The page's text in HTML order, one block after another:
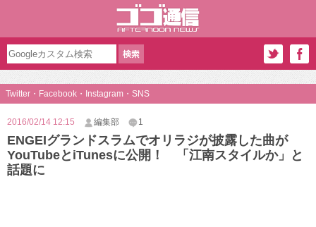
Twitter・Facebook・Instagram・SNS
2016/02/14 12:15 編集部 1
ENGEIグランドスラムでオリラジが披露した曲が
YouTubeとiTunesに公開！ 「江南スタイルか」と
話題に